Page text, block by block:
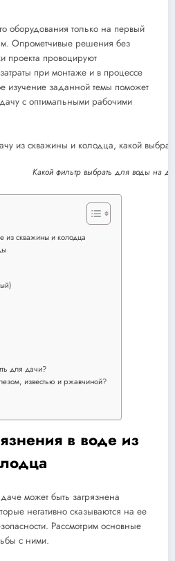
оборудования только на первый
Опрометчивые решения без
проекта провоцируют
при монтаже и в процессе
изучение заданной темы поможет
с оптимальными рабочими
Какой фильтр выбрать для воды на
из скважины и колодца
для дачи?
известью и ржавчиной?
в воде из
может быть загрязнена
негативно сказываются на ее
Рассмотрим основные
с ними.